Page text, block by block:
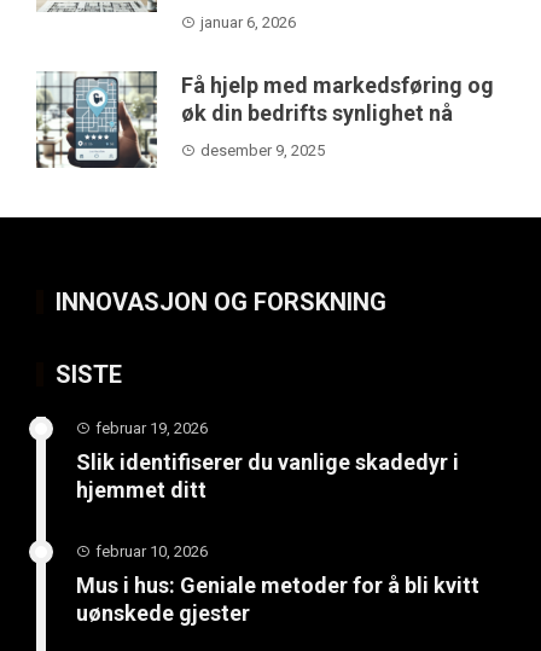
januar 6, 2026
Få hjelp med markedsføring og
øk din bedrifts synlighet nå
desember 9, 2025
INNOVASJON OG FORSKNING
SISTE
februar 19, 2026
Slik identifiserer du vanlige skadedyr i
hjemmet ditt
februar 10, 2026
Mus i hus: Geniale metoder for å bli kvitt
uønskede gjester